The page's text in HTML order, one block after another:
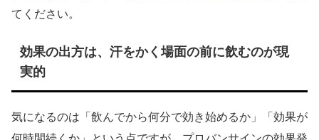
てください。
効果の出方は、汗をかく場面の前に飲むのが現
実的
気になるのは「飲んでから何分で効き始めるか」「効果が